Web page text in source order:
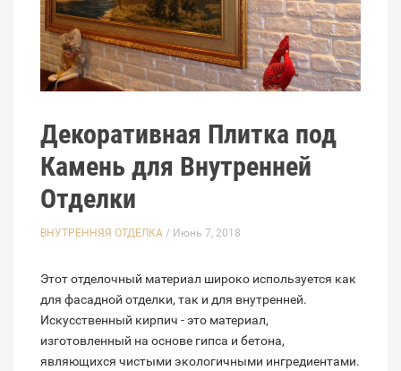
Декоративная Плитка под
Камень для Внутренней
Отделки
ВНУТРЕННЯЯ ОТДЕЛКА / Июнь 7, 2018
Этот отделочный материал широко используется как
для фасадной отделки, так и для внутренней.
Искусственный кирпич - это материал,
изготовленный на основе гипса и бетона,
являющихся чистыми экологичными ингредиентами.